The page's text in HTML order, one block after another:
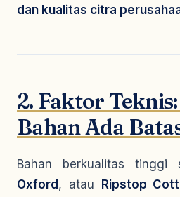
dan kualitas citra
2. Faktor
Bahan Ada
Bahan berkualitas tinggi
Oxford , atau Ripstop